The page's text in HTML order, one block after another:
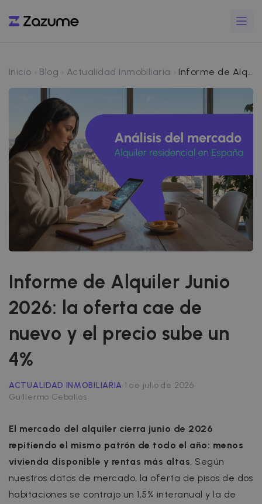
Inicio Blog Actualidad Inmobiliaria Informe de Alquiler Junio 2026: la oferta cae de nuevo y el precio sube un 4%
Informe de Alquiler Junio
2026: la oferta cae de
nuevo y el precio sube un
4%
ACTUALIDAD INMOBILIARIA·1 de julio de 2026·
Guillermo Ceballos
El mercado del alquiler cierra junio de 2026
repitiendo el mismo patrón de todo el año: menos
vivienda disponible y rentas más altas. Según
nuestros datos de mercado, la oferta de pisos de dos
habitaciones se contrajo un 1,5% interanual y la de